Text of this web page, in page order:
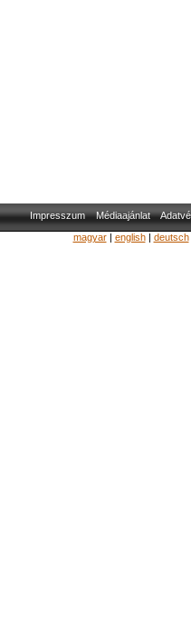
Impresszum Médiaajánlat
magyar| english| deutsch